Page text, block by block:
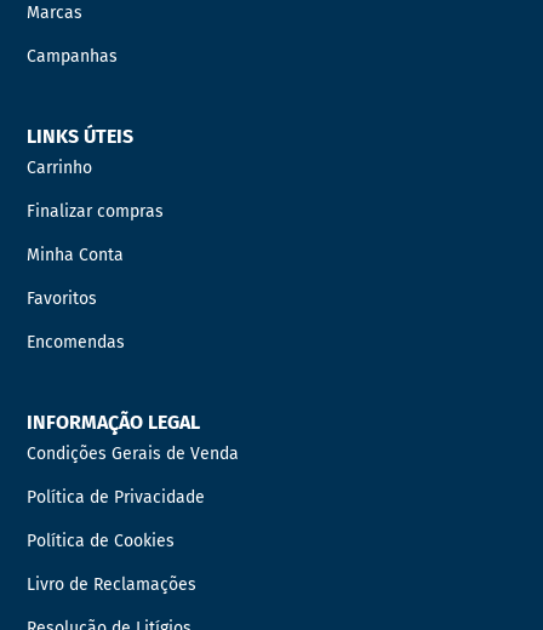
Marcas
Campanhas
LINKS ÚTEIS
Carrinho
Finalizar compras
Minha Conta
Favoritos
Encomendas
INFORMAÇÃO LEGAL
Condições Gerais de Venda
Política de Privacidade
Política de Cookies
Livro de Reclamações